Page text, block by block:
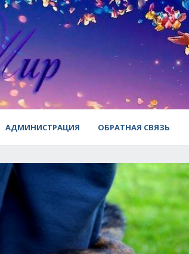
АДМИНИСТРАЦИЯ ОБРАТНАЯ СВЯЗЬ